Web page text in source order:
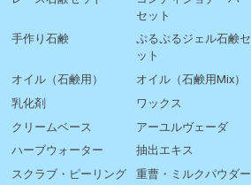
セット
手作り石鹸
ぷるぷるジェル石鹸セ
ット
オイル（石鹸用）
オイル（石鹸用Mix）
乳化剤
ワックス
クリームベース
アーユルヴェーダ
ハーブウォーター
抽出エキス
スクラブ・ピーリング
重曹・ミルクパウダー